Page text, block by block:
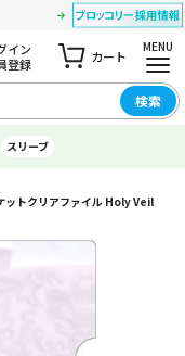
イン
登録
カート
MENU
検索
スリーブ
ットクリアファイル Holy Veil